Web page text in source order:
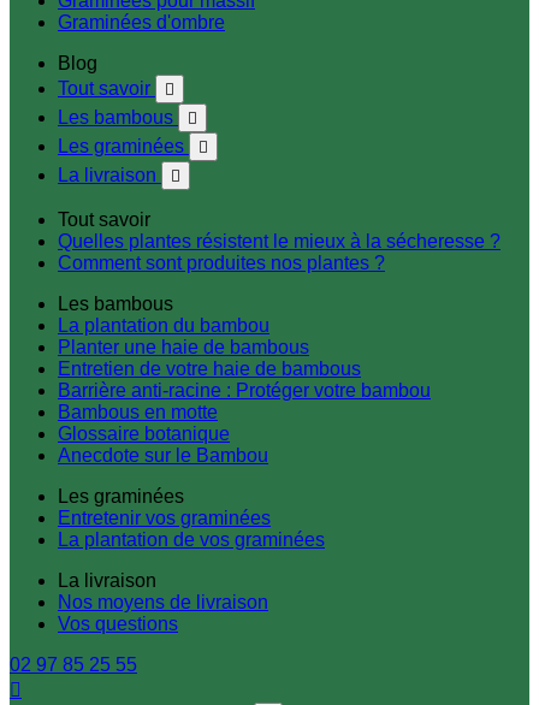
Graminées d'ombre
Blog
Tout savoir

Les bambous 
Les graminées 
La livraison 
Tout savoir
Quelles plantes résistent le mieux à la sécheresse ?
Comment sont produites nos plantes ?
Les bambous
La plantation du bambou
Planter une haie de bambous
Entretien de votre haie de bambous
Barrière anti-racine : Protéger votre bambou
Bambous en motte
Glossaire botanique
Anecdote sur le Bambou
Les graminées
Entretenir vos graminées
La plantation de vos graminées
La livraison
Nos moyens de livraison
Vos questions
02 97 85 25 55
